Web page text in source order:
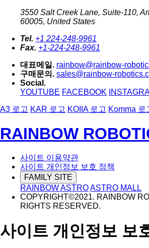
3550 Salt Creek Lane, Suite-110,
60005, United States
Tel. +1 224-248-9961
Fax. +1-224-248-9961
대표메일. rainbow@rainbow-
구매문의. sales@rainbow-
Social.
YOUTUBE FACEBOOK
A3 로고 KAR 로고 KOIIA 로고 Komma 로
RAINBOW
사이트 이용약관
사이트 개인정보 보호 정책
FAMILY SITE
RAINBOW ASTROASTRO MALL
COPYRIGHT©2021. RAINBOW
RIGHTS RESERVED.
사이트 개인정보 보